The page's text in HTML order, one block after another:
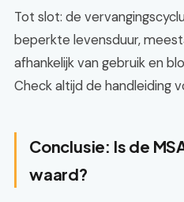
Tot slot: de
beperkte levensduur,
afhankelijk van gebruik en
Check altijd de handleiding
Conclusie: Is de
waard?